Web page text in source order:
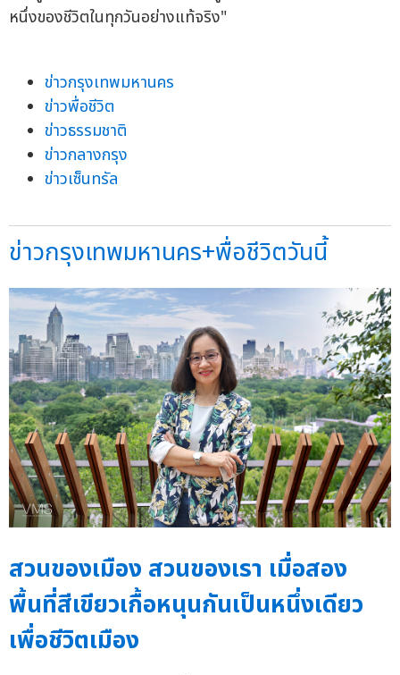
หนึ่งของชีวิตในทุกวันอย่างแท้จริง"
ข่าวกรุงเทพมหานคร
ข่าวพื่อชีวิต
ข่าวธรรมชาติ
ข่าวกลางกรุง
ข่าวเซ็นทรัล
ข่าวกรุงเทพมหานคร+พื่อชีวิตวันนี้
สวนของเมือง สวนของเรา เมื่อสอง
พื้นที่สีเขียวเกื้อหนุนกันเป็นหนึ่งเดียว
เพื่อชีวิตเมือง